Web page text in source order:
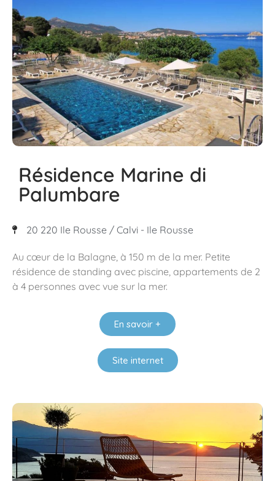
Résidence Marine di
Palumbare
20 220 Ile Rousse / Calvi - Ile Rousse
Au cœur de la Balagne, à 150 m de la mer. Petite
résidence de standing avec piscine, appartements de 2
à 4 personnes avec vue sur la mer.
En savoir +
Site internet